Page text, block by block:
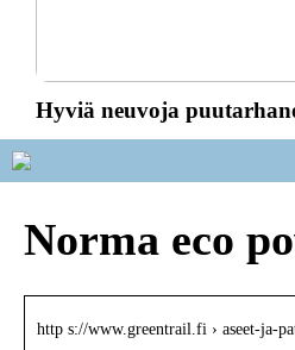
Hyviä neuvoja
Norma eco
http s://www.greentrail.fi › aseet-ja-